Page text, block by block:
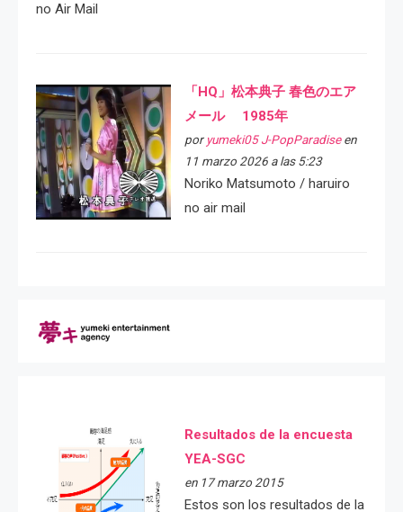
no Air Mail
「HQ」松本典子 春色のエア
メール 1985年
por yumeki05 J-PopParadiseen
11 marzo 2026 a las 5:23
Noriko Matsumoto / haruiro
no air mail
Resultados de la encuesta
YEA-SGC
en 17 marzo 2015
Estos son los resultados de la